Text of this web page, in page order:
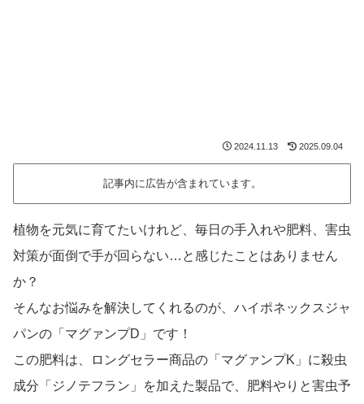
2024.11.13 2025.09.04
記事内に広告が含まれています。
植物を元気に育てたいけれど、毎日の手入れや肥料、害虫
対策が面倒で手が回らない…と感じたことはありません
か？
そんなお悩みを解決してくれるのが、ハイポネックスジャ
パンの「マグァンプD」です！
この肥料は、ロングセラー商品の「マグァンプK」に殺虫
成分「ジノテフラン」を加えた製品で、肥料やりと害虫予